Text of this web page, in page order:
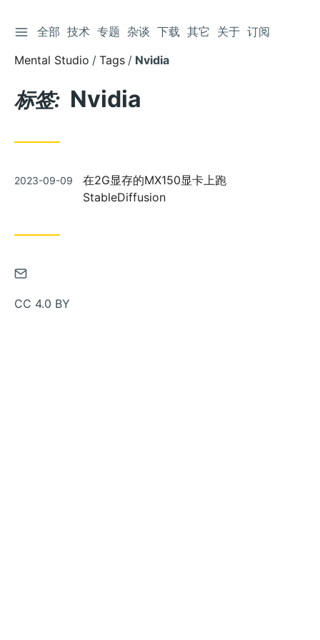
跳
到
章
切换侧边栏
全部 技术 专题 杂谈 下载 其它 关于 订阅
Mental Studio
Tags Nvidia
标签: Nvidia
发
2023-09-09
在2G显存的MX150显卡上跑
StableDiffusion
通
邮
CC 4.0 BY